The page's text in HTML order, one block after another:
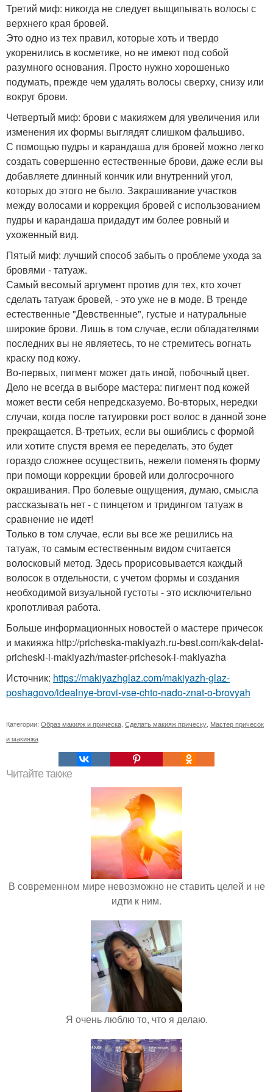
Третий миф: никогда не следует выщипывать волосы с
верхнего края бровей.
Это одно из тех правил, которые хоть и твердо
укоренились в косметике, но не имеют под собой
разумного основания. Просто нужно хорошенько
подумать, прежде чем удалять волосы сверху, снизу или
вокруг брови.
Четвертый миф: брови с макияжем для увеличения или
изменения их формы выглядят слишком фальшиво.
С помощью пудры и карандаша для бровей можно легко
создать совершенно естественные брови, даже если вы
добавляете длинный кончик или внутренний угол,
которых до этого не было. Закрашивание участков
между волосами и коррекция бровей с использованием
пудры и карандаша придадут им более ровный и
ухоженный вид.
Пятый миф: лучший способ забыть о проблеме ухода за
бровями - татуаж.
Самый весомый аргумент против для тех, кто хочет
сделать татуаж бровей, - это уже не в моде. В тренде
естественные "Девственные", густые и натуральные
широкие брови. Лишь в том случае, если обладателями
последних вы не являетесь, то не стремитесь вогнать
краску под кожу.
Во-первых, пигмент может дать иной, побочный цвет.
Дело не всегда в выборе мастера: пигмент под кожей
может вести себя непредсказуемо. Во-вторых, нередки
случаи, когда после татуировки рост волос в данной зоне
прекращается. В-третьих, если вы ошиблись с формой
или хотите спустя время ее переделать, это будет
гораздо сложнее осуществить, нежели поменять форму
при помощи коррекции бровей или долгосрочного
окрашивания. Про болевые ощущения, думаю, смысла
рассказывать нет - с пинцетом и тридингом татуаж в
сравнение не идет!
Только в том случае, если вы все же решились на
татуаж, то самым естественным видом считается
волосковый метод. Здесь прорисовывается каждый
волосок в отдельности, с учетом формы и создания
необходимой визуальной густоты - это исключительно
кропотливая работа.
Больше информационных новостей о мастере причесок
и макияжа http://pricheska-makiyazh.ru-best.com/kak-delat-
pricheski-i-makiyazh/master-prichesok-i-makiyazha
Источник: https://makiyazhglaz.com/makiyazh-glaz-
poshagovo/idealnye-brovi-vse-chto-nado-znat-o-brovyah
Категории: Образ макияж и прическа Сделать макияж прическу Мастер причесок
и макияжа
Читайте также
В современном мире невозможно не ставить целей и не
идти к ним.
Я очень люблю то, что я делаю.